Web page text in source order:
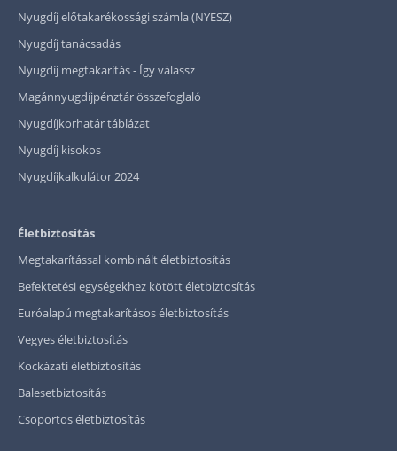
Nyugdíj előtakarékossági számla (NYESZ)
Nyugdíj tanácsadás
Nyugdíj megtakarítás - Így válassz
Magánnyugdíjpénztár összefoglaló
Nyugdíjkorhatár táblázat
Nyugdíj kisokos
Nyugdíjkalkulátor 2024
Életbiztosítás
Megtakarítással kombinált életbiztosítás
Befektetési egységekhez kötött életbiztosítás
Euróalapú megtakarításos életbiztosítás
Vegyes életbiztosítás
Kockázati életbiztosítás
Balesetbiztosítás
Csoportos életbiztosítás